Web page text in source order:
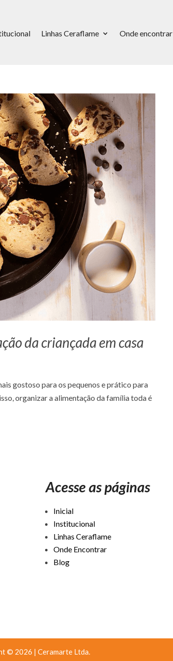
Linhas Ceraflame Onde encontrar
da criançada em casa
gostoso para os pequenos e prático para
organizar a alimentação da família toda é
Acesse as páginas
Inicial
Institucional
Linhas Ceraflame
Onde Encontrar
Blog
© 2026 | Ceramarte Ltda.